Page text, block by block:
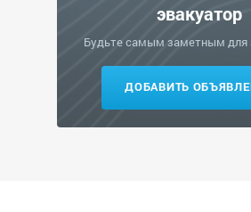
эвакуатор
Будьте самым заметным для
ДОБАВИТЬ